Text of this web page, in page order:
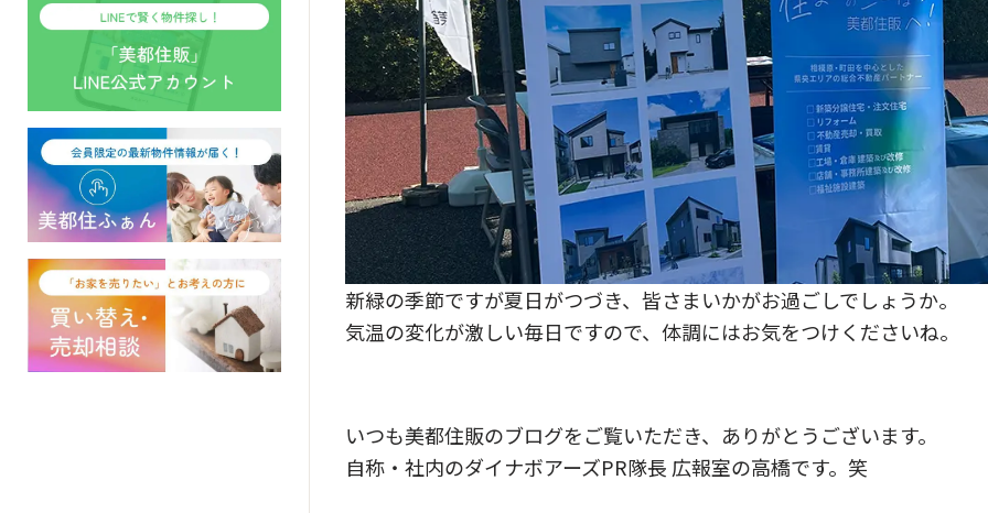
新緑の季節ですが夏日がつづき、皆さまいかがお過ごしでしょうか。
気温の変化が激しい毎日ですので、体調にはお気をつけくださいね。
いつも美都住販のブログをご覧いただき、ありがとうございます。
自称・社内のダイナボアーズPR隊長 広報室の高橋です。笑